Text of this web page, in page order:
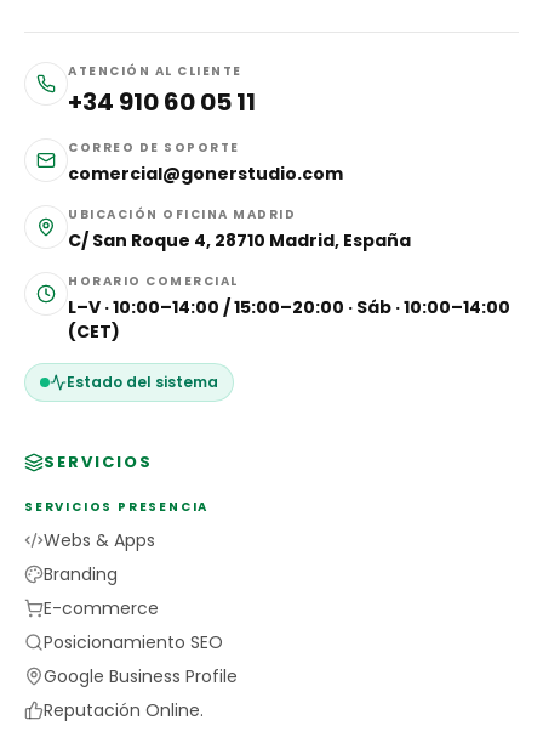
ATENCIÓN AL CLIENTE
+34 910 60 05 11
CORREO DE SOPORTE
comercial@gonerstudio.com
UBICACIÓN OFICINA MADRID
C/ San Roque 4, 28710 Madrid, España
HORARIO COMERCIAL
L–V · 10:00–14:00 / 15:00–20:00 · Sáb · 10:00–14:00
(CET)
Estado del sistema
SERVICIOS
SERVICIOS PRESENCIA
Webs & Apps
Branding
E-commerce
Posicionamiento SEO
Google Business Profile
Reputación Online.